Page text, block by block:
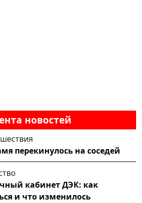
новостей
перекинулось на соседей
кабинет ДЭК: как
и что изменилось